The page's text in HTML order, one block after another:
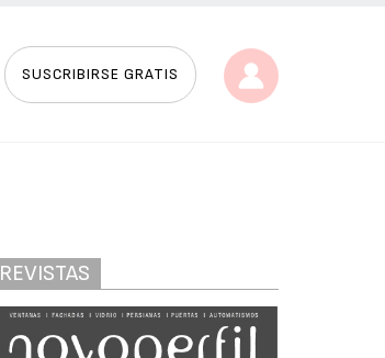
SUSCRIBIRSE GRATIS
REVISTAS